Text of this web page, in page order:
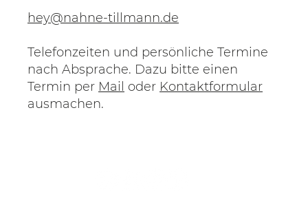
hey@nahne-tillmann.de
Telefonzeiten und persönliche Termine
nach Absprache. Dazu bitte einen
Termin per Mail oder Kontaktformular
ausmachen.